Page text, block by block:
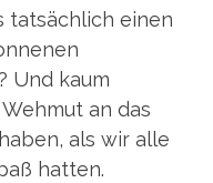
tatsächlich einen
Und kaum
an das
als wir alle
hatten.